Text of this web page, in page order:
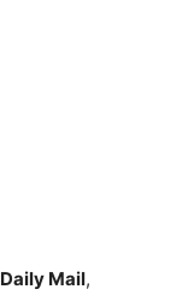
Daily Mail,